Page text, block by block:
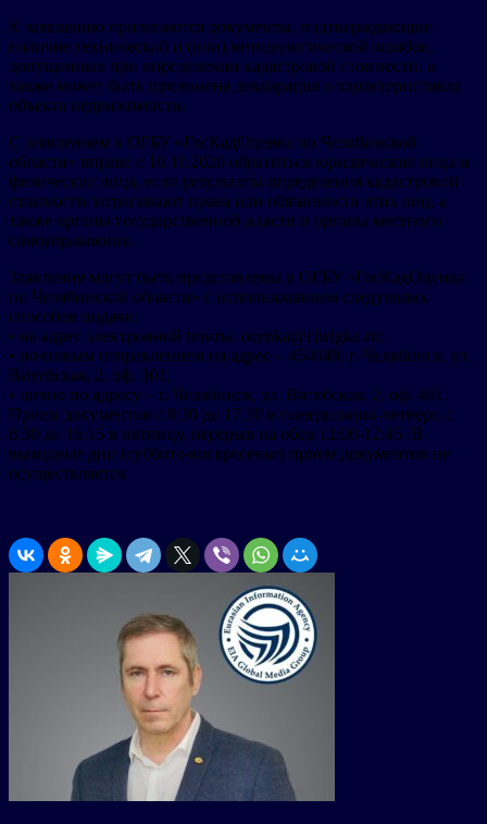
К заявлению прилагаются документы, подтверждающие
наличие технической и (или) методологической ошибок,
допущенных при определении кадастровой стоимости, а
также может быть приложена декларация о характеристиках
объекта недвижимости.
С заявлением в ОГБУ «ГосКадОценка по Челябинской
области» вправе с 10.11.2020 обратиться юридические лица и
физические лица, если результаты определения кадастровой
стоимости затрагивают права или обязанности этих лиц, а
также органы государственной власти и органы местного
самоуправления.
Заявления могут быть представлены в ОГБУ «ГосКадОценка
по Челябинской области» с использованием следующих
способов подачи:
• на адрес электронной почты: ocenka@chelgko.ru;
• почтовым отправлением на адрес – 454048, г. Челябинск, ул.
Витебская, 2, оф. 301;
• лично по адресу – г. Челябинск, ул. Витебская, 2, оф. 401.
Прием документов с 8:30 до 17:30 в понедельник-четверг, с
8:30 до 16:15 в пятницу, перерыв на обед 12:00-12:45. В
выходные дни (суббота-воскресенье) прием документов не
осуществляется.